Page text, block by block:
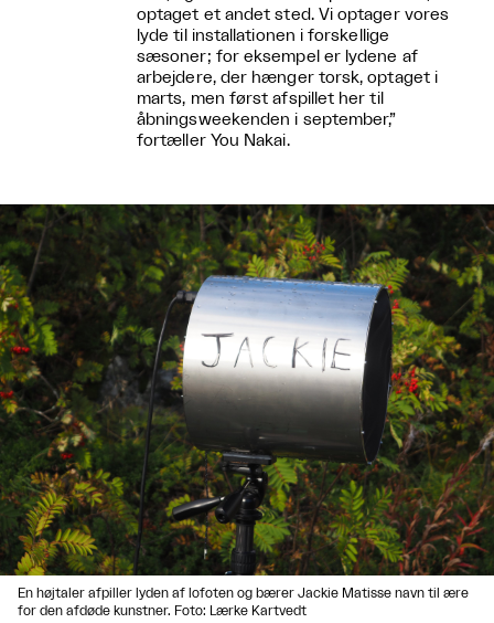
optaget et andet sted. Vi optager vores
lyde til installationen i forskellige
sæsoner; for eksempel er lydene af
arbejdere, der hænger torsk, optaget i
marts, men først afspillet her til
åbningsweekenden i september,”
fortæller You Nakai.
En højtaler afpiller lyden af lofoten og bærer Jackie Matisse navn til ære
for den afdøde kunstner. Foto: Lærke Kartvedt